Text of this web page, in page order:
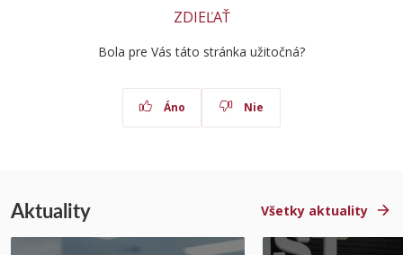
ZDIEĽAŤ
Bola pre Vás táto stránka užitočná?
Áno Nie
Aktuality Všetky aktuality